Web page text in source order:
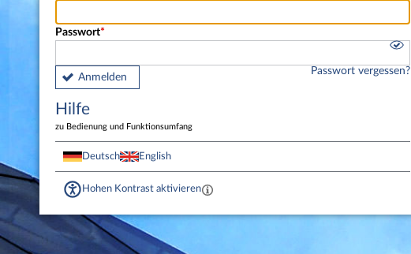
Passwort
Anmelden
Passwort vergessen?
Hilfe
zu Bedienung und Funktionsumfang
Deutsch English
Hohen Kontrast aktivieren